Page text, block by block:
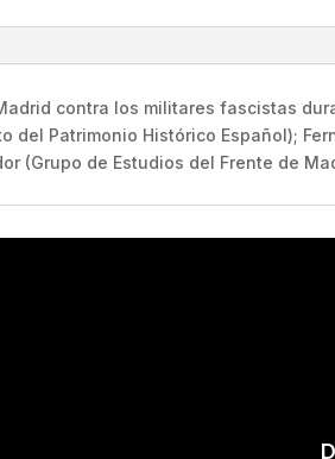
contra los militares fascistas
Patrimonio Histórico Español);
(Grupo de Estudios del Frente de